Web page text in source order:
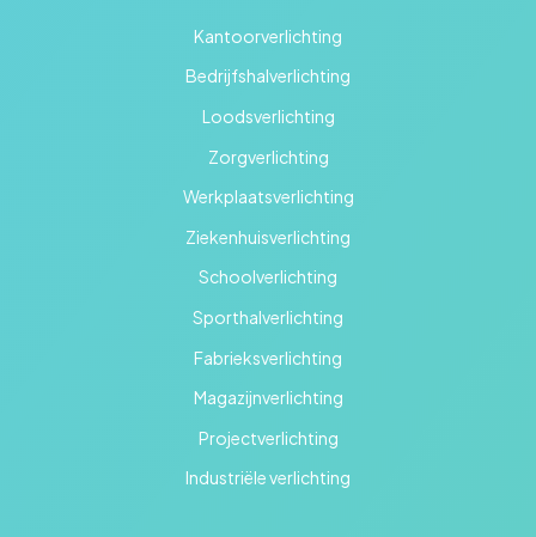
Kantoorverlichting
Bedrijfshalverlichting
Loodsverlichting
Zorgverlichting
Werkplaatsverlichting
Ziekenhuisverlichting
Schoolverlichting
Sporthalverlichting
Fabrieksverlichting
Magazijnverlichting
Projectverlichting
Industriële verlichting